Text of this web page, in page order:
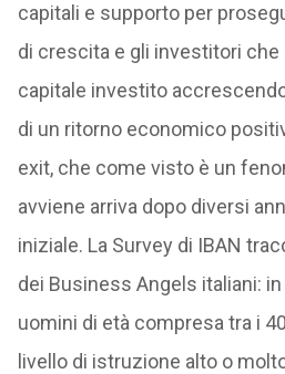
capitali e supporto per
di crescita e gli investitori che
capitale investito
di un ritorno economico
exit, che come visto è un
avviene arriva dopo diversi
iniziale. La Survey di IBAN
dei Business Angels italiani:
uomini di età compresa tra i
livello di istruzione alto o